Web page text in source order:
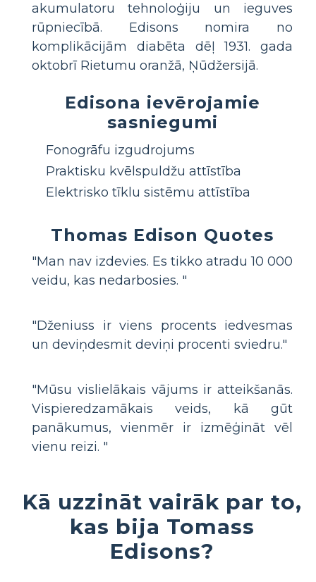
akumulatoru tehnoloģiju un ieguves
rūpniecībā. Edisons nomira no
komplikācijām diabēta dēļ 1931. gada
oktobrī Rietumu oranžā, Ņūdžersijā.
Edisona ievērojamie
sasniegumi
Fonogrāfu izgudrojums
Praktisku kvēlspuldžu attīstība
Elektrisko tīklu sistēmu attīstība
Thomas Edison Quotes
"Man nav izdevies. Es tikko atradu 10 000
veidu, kas nedarbosies. "
"Dženiuss ir viens procents iedvesmas
un deviņdesmit deviņi procenti sviedru."
"Mūsu vislielākais vājums ir atteikšanās.
Vispieredzamākais veids, kā gūt
panākumus, vienmēr ir izmēģināt vēl
vienu reizi. "
Kā uzzināt vairāk par to,
kas bija Tomass
Edisons?